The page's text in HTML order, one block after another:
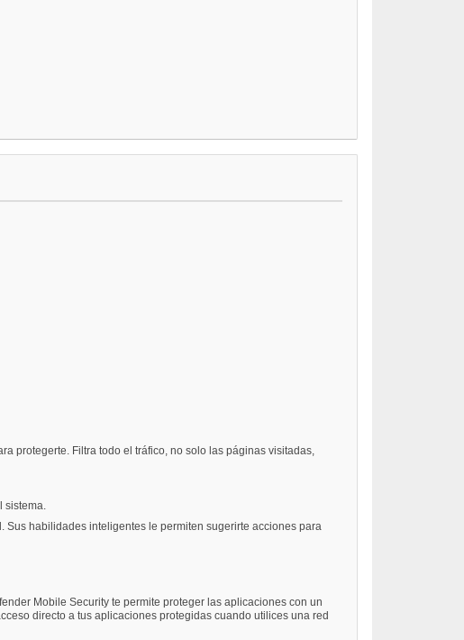
protegerte. Filtra todo el tráfico, no solo las páginas visitadas,
sistema.
habilidades inteligentes le permiten sugerirte acciones para
Mobile Security te permite proteger las aplicaciones con un
directo a tus aplicaciones protegidas cuando utilices una red